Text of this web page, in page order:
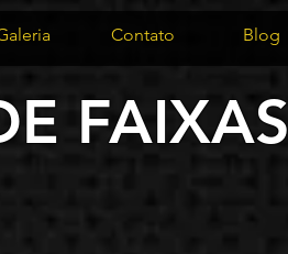
FAIXAS
Contato Blog